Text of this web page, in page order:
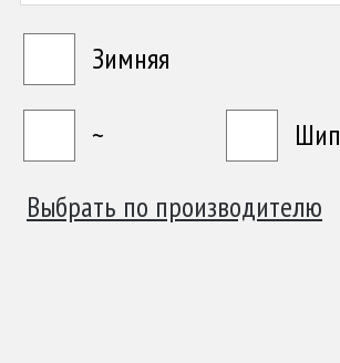
Зимняя
~
Шип
Выбрать по производителю